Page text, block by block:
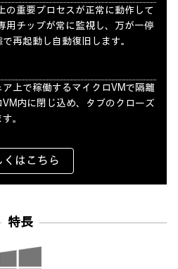
の重要プロセスが正常に動作して
用チップが常に監視し、万が一停
再起動し自動復旧します。
上で稼働するマイクロVMで隔離
内に閉じ込め、タブのクローズ
。
くはこちら
特長